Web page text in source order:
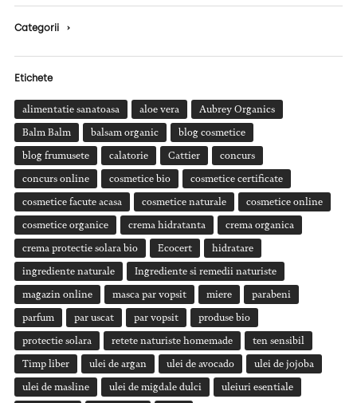
Categorii ›
Etichete
alimentatie sanatoasa aloe vera Aubrey Organics
Balm Balm balsam organic blog cosmetice
blog frumusete calatorie Cattier concurs
concurs online cosmetice bio cosmetice certificate
cosmetice facute acasa cosmetice naturale cosmetice online
cosmetice organice crema hidratanta crema organica
crema protectie solara bio Ecocert hidratare
ingrediente naturale Ingrediente si remedii naturiste
magazin online masca par vopsit miere parabeni
parfum par uscat par vopsit produse bio
protectie solara retete naturiste homemade ten sensibil
Timp liber ulei de argan ulei de avocado ulei de jojoba
ulei de masline ulei de migdale dulci uleiuri esentiale